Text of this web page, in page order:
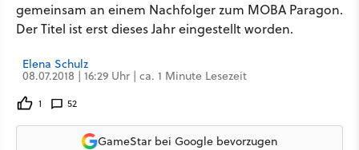
gemeinsam an einem Nachfolger zum MOBA Paragon.
Der Titel ist erst dieses Jahr eingestellt worden.
Elena Schulz
08.07.2018 | 16:29 Uhr | ca. 1 Minute Lesezeit
1 52
GameStar bei Google bevorzugen